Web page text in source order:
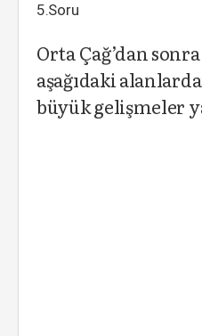
5.Soru
Orta Çağ’dan
aşağıdaki
büyük gelişmeler